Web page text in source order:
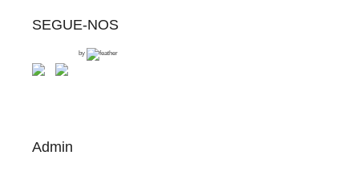
SEGUE-NOS
by
Admin